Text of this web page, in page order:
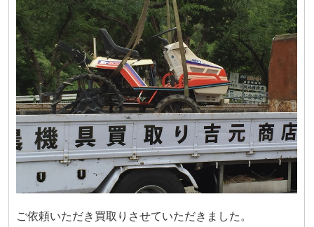
ご依頼いただき買取りさせていただきました。